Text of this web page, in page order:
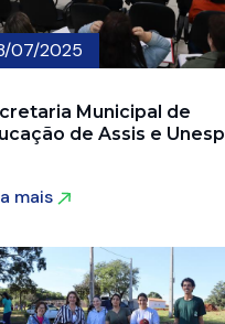
07/2025
Municipal de
de Assis e Unesp
mais